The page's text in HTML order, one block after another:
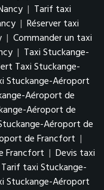
| Tarif taxi
| Réserver taxi
| Commander un taxi
| Taxi Stuckange-
Taxi Stuckange-
Stuckange-Aéroport
Aéroport de
Aéroport de
Aéroport de
de Francfort |
Francfort | Devis taxi
Tarif taxi Stuckange-
Stuckange-Aéroport